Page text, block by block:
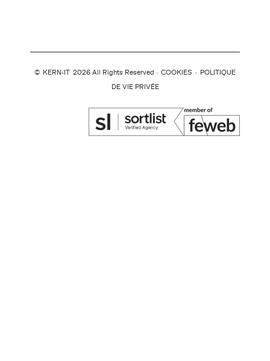
© KERN-IT 2026 All Rights Reserved · COOKIES · POLITIQUE
DE VIE PRIVÉE